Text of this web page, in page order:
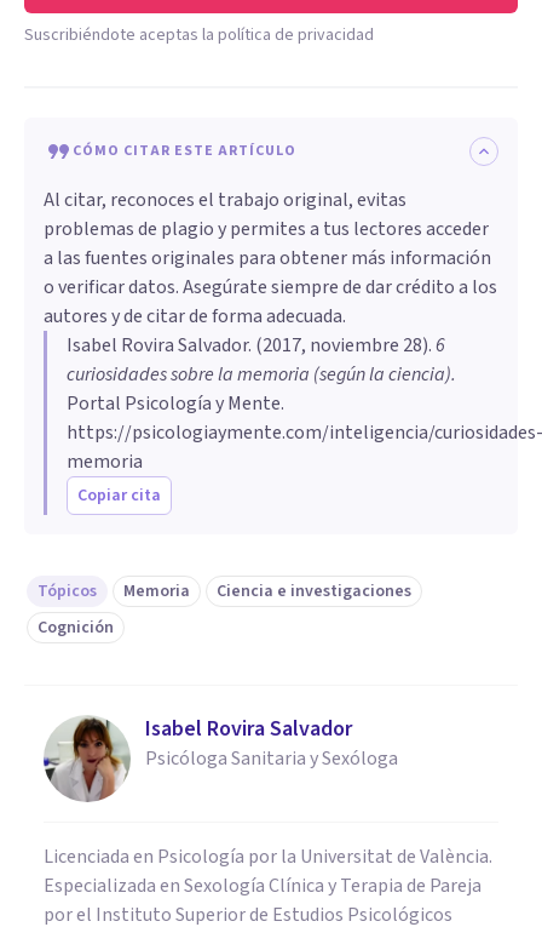
Suscribiéndote aceptas la política de privacidad
CÓMO CITAR ESTE ARTÍCULO
Al citar, reconoces el trabajo original, evitas
problemas de plagio y permites a tus lectores acceder
a las fuentes originales para obtener más información
o verificar datos. Asegúrate siempre de dar crédito a los
autores y de citar de forma adecuada.
Isabel Rovira Salvador. (2017, noviembre 28).6
curiosidades sobre la memoria (según la ciencia).
Portal Psicología y Mente.
https://psicologiaymente.com/inteligencia/curiosidades-
memoria
Copiar cita
Tópicos Memoria
Ciencia e investigaciones
Cognición
Isabel Rovira Salvador
Psicóloga Sanitaria y Sexóloga
Licenciada en Psicología por la Universitat de València.
Especializada en Sexología Clínica y Terapia de Pareja
por el Instituto Superior de Estudios Psicológicos